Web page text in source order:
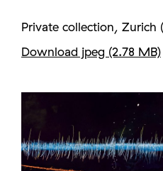
Private collection, Zurich
Download jpeg (2.78 MB)